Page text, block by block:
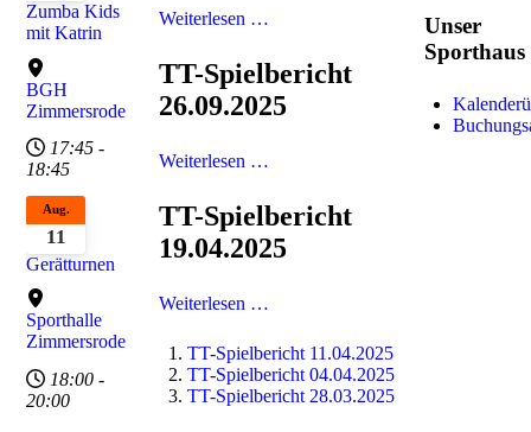
Zumba Kids
mit Katrin
BGH
Zimmersrode
17:45 -
18:45
11
Aug.
Gerätturnen
Sporthalle
Zimmersrode
18:00 -
20:00
Weiterlesen …
TT-Spielbericht
26.09.2025
Weiterlesen …
TT-Spielbericht
19.04.2025
Weiterlesen …
TT-Spielbericht 11.04.2025
TT-Spielbericht 04.04.2025
TT-Spielbericht 28.03.2025
Unser
Sporthaus